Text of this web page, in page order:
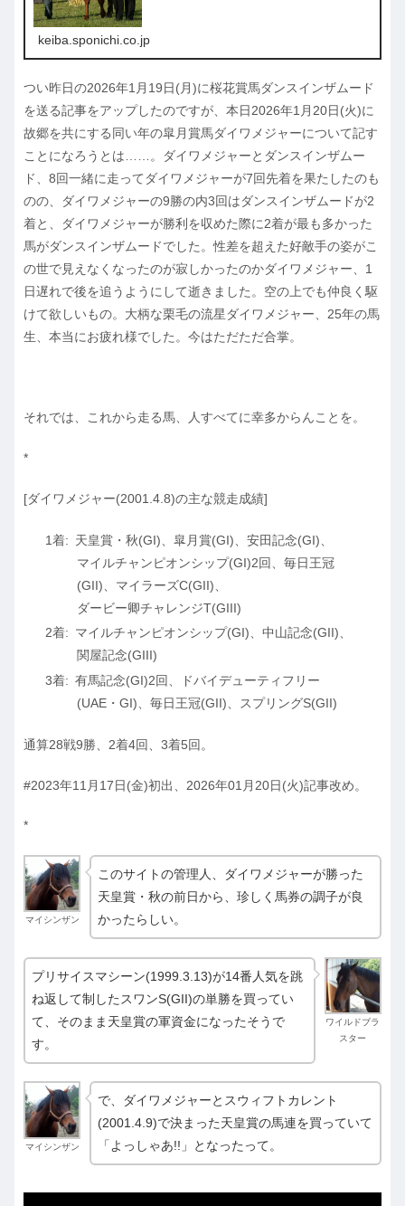
keiba.sponichi.co.jp
つい昨日の2026年1月19日(月)に桜花賞馬ダンスインザムード
を送る記事をアップしたのですが、本日2026年1月20日(火)に
故郷を共にする同い年の皐月賞馬ダイワメジャーについて記す
ことになろうとは……。ダイワメジャーとダンスインザムー
ド、8回一緒に走ってダイワメジャーが7回先着を果たしたのも
のの、ダイワメジャーの9勝の内3回はダンスインザムードが2
着と、ダイワメジャーが勝利を収めた際に2着が最も多かった
馬がダンスインザムードでした。性差を超えた好敵手の姿がこ
の世で見えなくなったのが寂しかったのかダイワメジャー、1
日遅れで後を追うようにして逝きました。空の上でも仲良く駆
けて欲しいもの。大柄な栗毛の流星ダイワメジャー、25年の馬
生、本当にお疲れ様でした。今はただただ合掌。
それでは、これから走る馬、人すべてに幸多からんことを。
*
[ダイワメジャー(2001.4.8)の主な競走成績]
天皇賞・秋(GI)、皐月賞(GI)、安田記念(GI)、
マイルチャンピオンシップ(GI)2回、毎日王冠
(GII)、マイラーズC(GII)、
ダービー卿チャレンジT(GIII)
マイルチャンピオンシップ(GI)、中山記念(GII)、
関屋記念(GIII)
有馬記念(GI)2回、ドバイデューティフリー
(UAE・GI)、毎日王冠(GII)、スプリングS(GII)
通算28戦9勝、2着4回、3着5回。
#2023年11月17日(金)初出、2026年01月20日(火)記事改め。
*
マイシンザン
このサイトの管理人、ダイワメジャーが勝った
天皇賞・秋の前日から、珍しく馬券の調子が良
かったらしい。
ワイルドブラ
スター
プリサイスマシーン(1999.3.13)が14番人気を跳
ね返して制したスワンS(GII)の単勝を買ってい
て、そのまま天皇賞の軍資金になったそうで
す。
マイシンザン
で、ダイワメジャーとスウィフトカレント
(2001.4.9)で決まった天皇賞の馬連を買っていて
「よっしゃあ!!」となったって。